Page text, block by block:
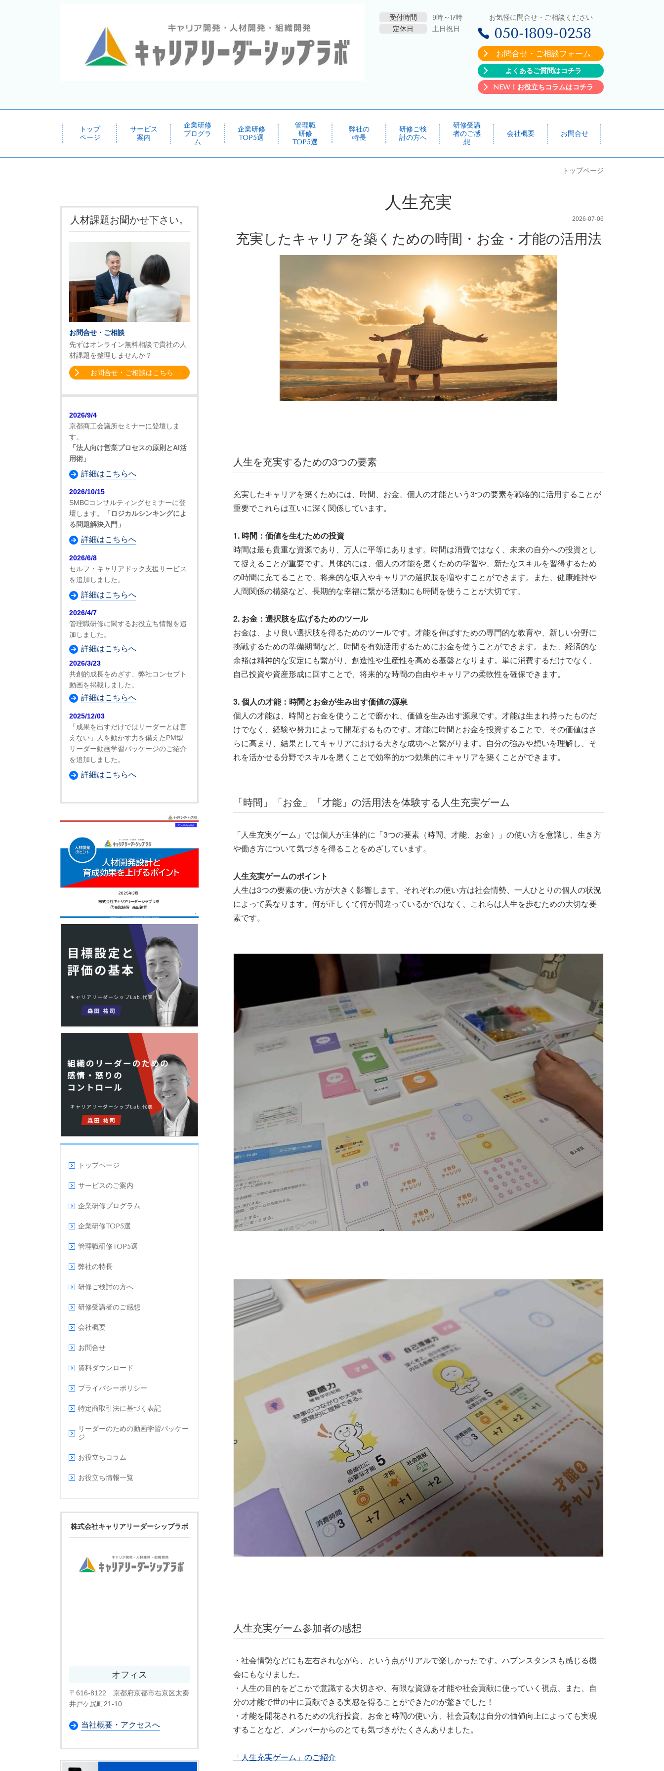
受付時間
9時～17時
定休日
土日祝日
お気軽に問合せ・ご相談ください
050-1809-0258
お問合せ・ご相談フォーム
よくあるご質問はコチラ
NEW！お役立ちコラムはコチラ
トップ
ページ
サービス
案内
企業研修
プログラ
ム
企業研修
TOP5選
管理職
研修
TOP5選
弊社の
特長
研修ご検
討の方へ
研修受講
者のご感
想
会社概要 お問合せ
トップページ
人生充実
2026-07-06
充実したキャリアを築くための時間・お金・才能の活用法
人生を充実するための3つの要素
充実したキャリアを築くためには、時間、お金、個人の才能という3つの要素を戦略的に活用することが
重要でこれらは互いに深く関係しています。
1. 時間：価値を生むための投資
時間は最も貴重な資源であり、万人に平等にあります。時間は消費ではなく、未来の自分への投資とし
て捉えることが重要です。具体的には、個人の才能を磨くための学習や、新たなスキルを習得するため
の時間に充てることで、将来的な収入やキャリアの選択肢を増やすことができます。また、健康維持や
人間関係の構築など、長期的な幸福に繋がる活動にも時間を使うことが大切です。
2. お金：選択肢を広げるためのツール
お金は、より良い選択肢を得るためのツールです。才能を伸ばすための専門的な教育や、新しい分野に
挑戦するための準備期間など、時間を有効活用するためにお金を使うことができます。また、経済的な
余裕は精神的な安定にも繋がり、創造性や生産性を高める基盤となります。単に消費するだけでなく、
自己投資や資産形成に回すことで、将来的な時間の自由やキャリアの柔軟性を確保できます。
3. 個人の才能：時間とお金が生み出す価値の源泉
個人の才能は、時間とお金を使うことで磨かれ、価値を生み出す源泉です。才能は生まれ持ったものだ
けでなく、経験や努力によって開花するものです。才能に時間とお金を投資することで、その価値はさ
らに高まり、結果としてキャリアにおける大きな成功へと繋がります。自分の強みや想いを理解し、そ
れを活かせる分野でスキルを磨くことで効率的かつ効果的にキャリアを築くことができます。
「時間」「お金」「才能」の活用法を体験する人生充実ゲーム
「人生充実ゲーム」では個人が主体的に「3つの要素（時間、才能、お金）」の使い方を意識し、生き方
や働き方について気づきを得ることをめざしています。
人生充実ゲームのポイント
人生は3つの要素の使い方が大きく影響します。それぞれの使い方は社会情勢、一人ひとりの個人の状況
によって異なります。何が正しくて何が間違っているかではなく、これらは人生を歩むための大切な要
素です。
人生充実ゲーム参加者の感想
・社会情勢などにも左右されながら、という点がリアルで楽しかったです。ハプンスタンスも感じる機
会にもなりました。
・人生の目的をどこかで意識する大切さや、有限な資源を才能や社会貢献に使っていく視点、また、自
分の才能で世の中に貢献できる実感を得ることができたのが驚きでした！
・才能を開花されるための先行投資、お金と時間の使い方、社会貢献は自分の価値向上によっても実現
することなど、メンバーからのとても気づきがたくさんありました。
「人生充実ゲーム」のご紹介
人材課題お聞かせ下さい。
お問合せ・ご相談
先ずはオンライン無料相談で貴社の人
材課題を整理しませんか？
お問合せ・ご相談はこちら
2026/9/4
京都商工会議所セミナーに登壇しま
す。
「法人向け営業プロセスの原則とAI活
用術」
詳細はこちらへ
2026/10/15
SMBCコンサルティングセミナーに登
壇します。「ロジカルシンキングによ
る問題解決入門」
詳細はこちらへ
2026/6/8
セルフ・キャリアドック支援サービス
を追加しました。
詳細はこちらへ
2026/4/7
管理職研修に関するお役立ち情報を追
加しました。
詳細はこちらへ
2026/3/23
共創的成長をめざす、弊社コンセプト
動画を掲載しました。
詳細はこちらへ
2025/12/03
「成果を出すだけではリーダーとは言
えない」人を動かす力を備えたPM型
リーダー動画学習パッケージのご紹介
を追加しました。
詳細はこちらへ
トップページ
サービスのご案内
企業研修プログラム
企業研修TOP5選
管理職研修TOP5選
弊社の特長
研修ご検討の方へ
研修受講者のご感想
会社概要
お問合せ
資料ダウンロード
プライバシーポリシー
特定商取引法に基づく表記
リーダーのための動画学習パッケー
ジ
お役立ちコラム
お役立ち情報一覧
株式会社キャリアリーダーシップラボ
オフィス
〒616-8122 京都府京都市右京区太秦
井戸ケ尻町21-10
当社概要・アクセスへ